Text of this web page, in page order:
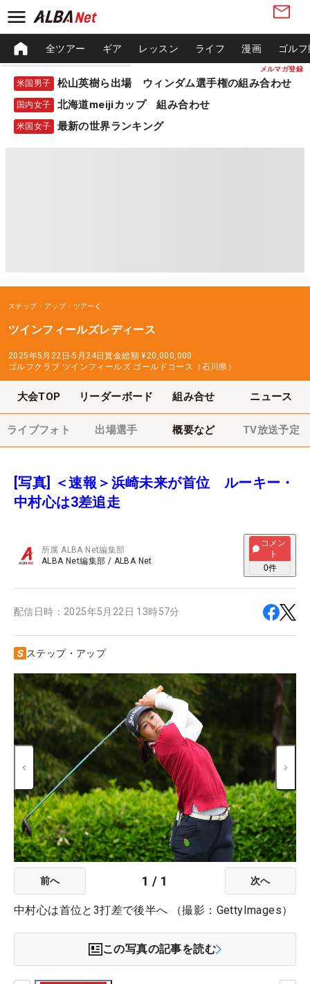
メルマガ登録
全ツアー ギア レッスン ライフ 漫画 ゴル
米国男子 松山英樹ら出場 ウィンダム選手権の組み合わせ
国内女子 北海道meijiカップ 組み合わせ
米国女子 最新の世界ランキング
ステップ・アップ・ツアー
ツインフィールズレディース
2025年5月22日-5月24日賞金総額 ¥20,000,000
ゴルフクラブ ツインフィールズ ゴールドコース（石川県）
大会TOP リーダーボード 組み合せ ニュース
ライブフォト 出場選手 概要など TV放送予定
[写真] ＜速報＞浜崎未来が首位 ルーキー・
中村心は3差追走
所属ALBA Net編集部
ALBA Net編集部 / ALBA Net
コメン
ト
0件
配信日時： 2025年5月22日 13時57分
ステップ・アップ
前へ 1 / 1 次へ
中村心は首位と3打差で後半へ （撮影：GettyImages）
この写真の記事を読む